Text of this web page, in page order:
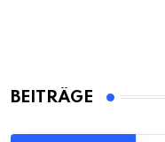
BEITRÄGE